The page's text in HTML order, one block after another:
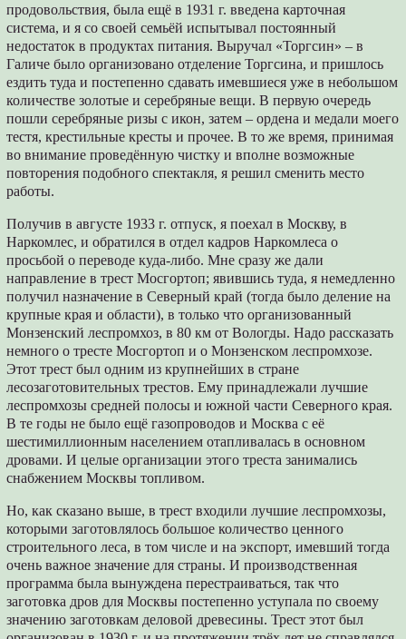
продовольствия, была ещё в 1931 г. введена карточная
система, и я со своей семьёй испытывал постоянный
недостаток в продуктах питания. Выручал «Торгсин» – в
Галиче было организовано отделение Торгсина, и пришлось
ездить туда и постепенно сдавать имевшиеся уже в небольшом
количестве золотые и серебряные вещи. В первую очередь
пошли серебряные ризы с икон, затем – ордена и медали моего
тестя, крестильные кресты и прочее. В то же время, принимая
во внимание проведённую чистку и вполне возможные
повторения подобного спектакля, я решил сменить место
работы.
Получив в августе 1933 г. отпуск, я поехал в Москву, в
Наркомлес, и обратился в отдел кадров Наркомлеса о
просьбой о переводе куда-либо. Мне сразу же дали
направление в трест Мосгортоп; явившись туда, я немедленно
получил назначение в Северный край (тогда было деление на
крупные края и области), в только что организованный
Монзенский леспромхоз, в 80 км от Вологды. Надо рассказать
немного о тресте Мосгортоп и о Монзенском леспромхозе.
Этот трест был одним из крупнейших в стране
лесозаготовительных трестов. Ему принадлежали лучшие
леспромхозы средней полосы и южной части Северного края.
В те годы не было ещё газопроводов и Москва с её
шестимиллионным населением отапливалась в основном
дровами. И целые организации этого треста занимались
снабжением Москвы топливом.
Но, как сказано выше, в трест входили лучшие леспромхозы,
которыми заготовлялось большое количество ценного
строительного леса, в том числе и на экспорт, имевший тогда
очень важное значение для страны. И производственная
программа была вынуждена перестраиваться, так что
заготовка дров для Москвы постепенно уступала по своему
значению заготовкам деловой древесины. Трест этот был